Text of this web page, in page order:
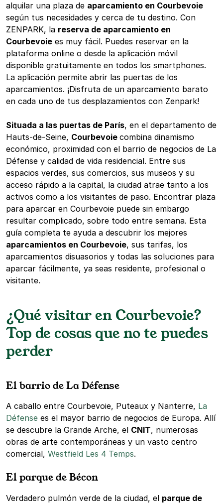
alquilar una plaza de aparcamiento en Courbevoie
según tus necesidades y cerca de tu destino. Con
ZENPARK, la reserva de aparcamiento en
Courbevoie es muy fácil. Puedes reservar en la
plataforma online o desde la aplicación móvil
disponible gratuitamente en todos los smartphones.
La aplicación permite abrir las puertas de los
aparcamientos. ¡Disfruta de un aparcamiento barato
en cada uno de tus desplazamientos con Zenpark!
Situada a las puertas de París, en el departamento de
Hauts-de-Seine, Courbevoie combina dinamismo
económico, proximidad con el barrio de negocios de La
Défense y calidad de vida residencial. Entre sus
espacios verdes, sus comercios, sus museos y su
acceso rápido a la capital, la ciudad atrae tanto a los
activos como a los visitantes de paso. Encontrar plaza
para aparcar en Courbevoie puede sin embargo
resultar complicado, sobre todo entre semana. Esta
guía completa te ayuda a descubrir los mejores
aparcamientos en Courbevoie, sus tarifas, los
aparcamientos disuasorios y todas las soluciones para
aparcar fácilmente, ya seas residente, profesional o
visitante.
¿Qué visitar en Courbevoie?
Top de cosas que no te puedes
perder
El barrio de La Défense
A caballo entre Courbevoie, Puteaux y Nanterre, La
Défense es el mayor barrio de negocios de Europa. Allí
se descubre la Grande Arche, el CNIT, numerosas
obras de arte contemporáneas y un vasto centro
comercial, Westfield Les 4 Temps.
El parque de Bécon
Verdadero pulmón verde de la ciudad, el parque de